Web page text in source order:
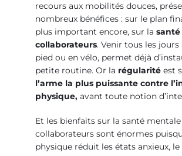
recours aux mobilités douces,
nombreux bénéfices : sur le plan
plus important encore, sur la santé
collaborateurs. Venir tous les jours
pied ou en vélo, permet déjà
petite routine. Or la régularité est
l’arme la plus puissante contre
physique, avant toute notion
Et les bienfaits sur la santé mentale
collaborateurs sont énormes
physique réduit les états anxieux, le